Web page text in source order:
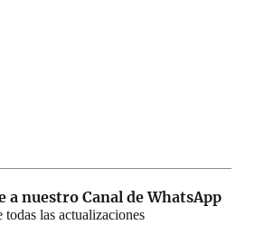
a nuestro Canal de WhatsApp
todas las actualizaciones